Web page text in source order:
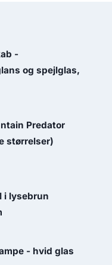
-
og spejlglas,
Predator
størrelser)
i lysebrun
- hvid glas